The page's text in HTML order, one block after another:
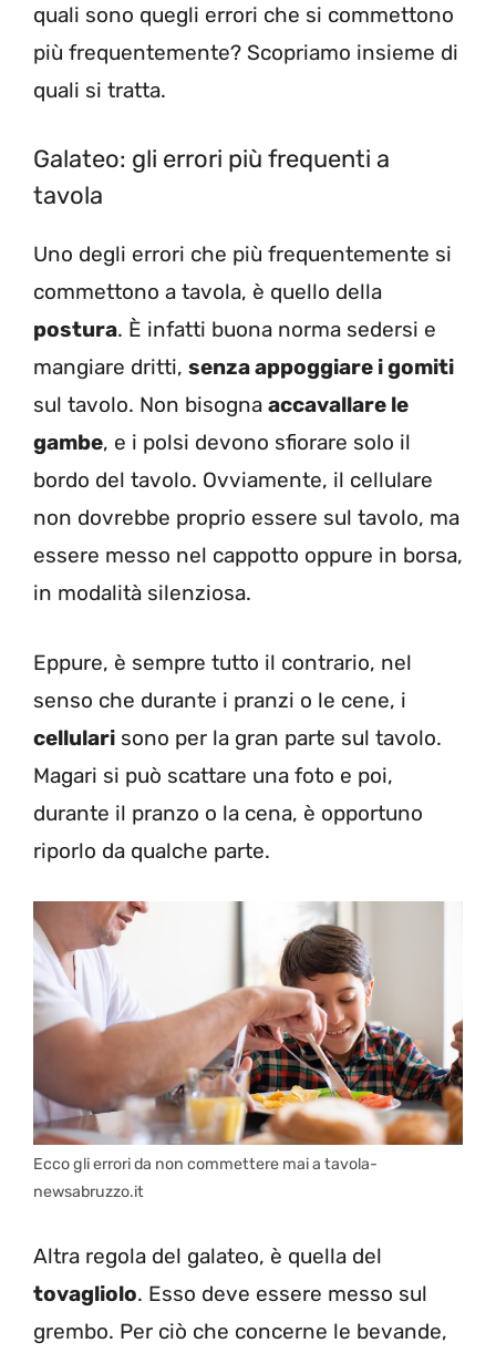
quali sono quegli errori che si commettono
più frequentemente? Scopriamo insieme di
quali si tratta.
Galateo: gli errori più frequenti a
tavola
Uno degli errori che più frequentemente si
commettono a tavola, è quello della
postura. È infatti buona norma sedersi e
mangiare dritti, senza appoggiare i gomiti
sul tavolo. Non bisogna accavallare le
gambe, e i polsi devono sfiorare solo il
bordo del tavolo. Ovviamente, il cellulare
non dovrebbe proprio essere sul tavolo, ma
essere messo nel cappotto oppure in borsa,
in modalità silenziosa.
Eppure, è sempre tutto il contrario, nel
senso che durante i pranzi o le cene, i
cellulari sono per la gran parte sul tavolo.
Magari si può scattare una foto e poi,
durante il pranzo o la cena, è opportuno
riporlo da qualche parte.
Ecco gli errori da non commettere mai a tavola-
newsabruzzo.it
Altra regola del galateo, è quella del
tovagliolo. Esso deve essere messo sul
grembo. Per ciò che concerne le bevande,